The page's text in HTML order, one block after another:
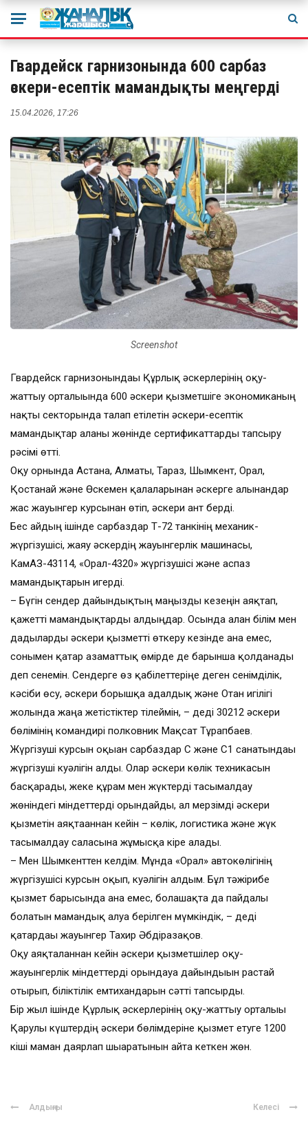
Гвардейск гарнизонында 600 сарбаз
әскери-есептік мамандықты меңгерді
15.04.2026, 17:26
Screenshot
Гвардейск гарнизонындағы Құрлық әскерлерінің оқу-
жаттығу орталығында 600 әскери қызметшіге экономиканың
нақты секторында талап етілетін әскери-есептік
мамандықтар алғаны жөнінде сертификаттарды тапсыру
рәсімі өтті.
Оқу орнында Астана, Алматы, Тараз, Шымкент, Орал,
Қостанай және Өскемен қалаларынан әскерге алынғандар
жас жауынгер курсынан өтіп, әскери ант берді.
Бес айдың ішінде сарбаздар Т-72 танкінің механик-
жүргізушісі, жаяу әскердің жауынгерлік машинасы,
КамАЗ-43114, «Орал-4320» жүргізушісі және аспаз
мамандықтарын игерді.
– Бүгін сендер дайындықтың маңызды кезеңін аяқтап,
қажетті мамандықтарды алдыңдар. Осында алған білім мен
дағдыларды әскери қызметті өткеру кезінде ғана емес,
сонымен қатар азаматтық өмірде де барынша қолданады
деп сенемін. Сендерге өз қабілеттеріңе деген сенімділік,
кәсіби өсу, әскери борышқа адалдық және Отан игілігі
жолында жаңа жетістіктер тілеймін, – деді 30212 әскери
бөлімінің командирі полковник Мақсат Тұрапбаев.
Жүргізуші курсын оқыған сарбаздар С және С1 санатындағы
жүргізуші куәлігін алды. Олар әскери көлік техникасын
басқарады, жеке құрам мен жүктерді тасымалдау
жөніндегі міндеттерді орындайды, ал мерзімді әскери
қызметін аяқтағаннан кейін – көлік, логистика және жүк
тасымалдау саласына жұмысқа кіре алады.
– Мен Шымкенттен келдім. Мұнда «Орал» автокөлігінің
жүргізушісі курсын оқып, куәлігін алдым. Бұл тәжірибе
қызмет барысында ғана емес, болашақта да пайдалы
болатын мамандық алуға берілген мүмкіндік, – деді
қатардағы жауынгер Тахир Әбдіразақов.
Оқу аяқталғаннан кейін әскери қызметшілер оқу-
жауынгерлік міндеттерді орындауға дайындығын растай
отырып, біліктілік емтихандарын сәтті тапсырды.
Бір жыл ішінде Құрлық әскерлерінің оқу-жаттығу орталығы
Қарулы күштердің әскери бөлімдеріне қызмет етуге 1200
кіші маман даярлап шығаратынын айта кеткен жөн.
Алдыңғы Келесі